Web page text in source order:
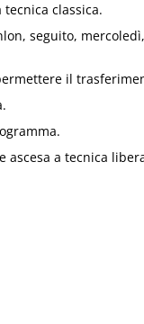
classica.
seguito,
il
a tecnica